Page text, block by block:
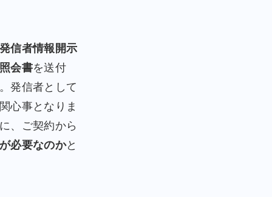
信者情報開示
会書を送付
発信者として
心事となりま
、ご契約から
必要なのかと